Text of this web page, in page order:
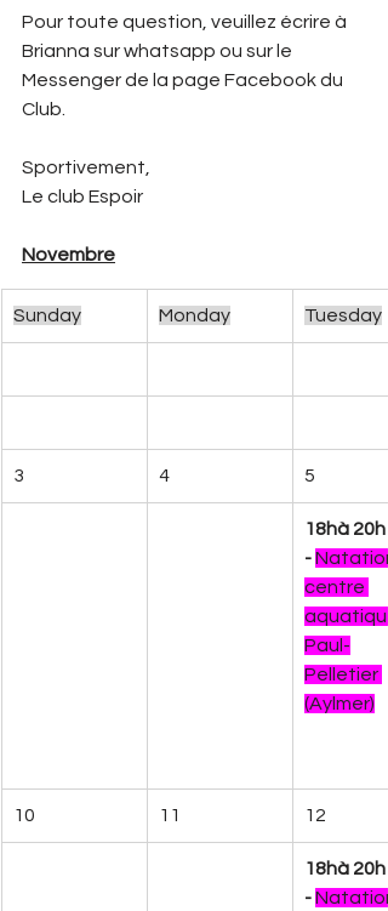
Pour toute question, veuillez écrire à
Brianna sur whatsapp ou sur le
Messenger de la page Facebook du
Club.
Sportivement,
Le club Espoir
Novembre
Sunday Monday Tuesday
3 4 5
18hà 20h
-
centre
Paul-
Pelletier
(Aylmer)
10 11 12
18hà 20h
-